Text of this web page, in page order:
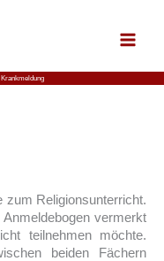
Krankmeldung
zum Religionsunterricht.
vermerkt
teilnehmen möchte.
beiden Fächern